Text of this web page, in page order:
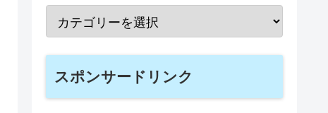
スポンサードリンク